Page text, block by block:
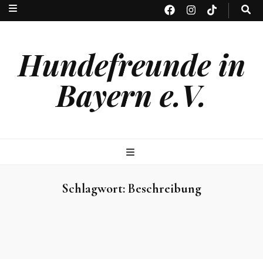
Hundefreunde in
Bayern e.V.
Schlagwort:Beschreibung